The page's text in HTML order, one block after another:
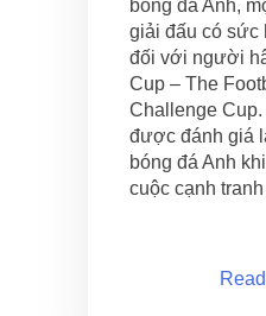
bóng đá Anh,
giải đấu có sức
đối với người
Cup – The
Challenge
được đánh giá
bóng đá Anh
cuộc cạnh